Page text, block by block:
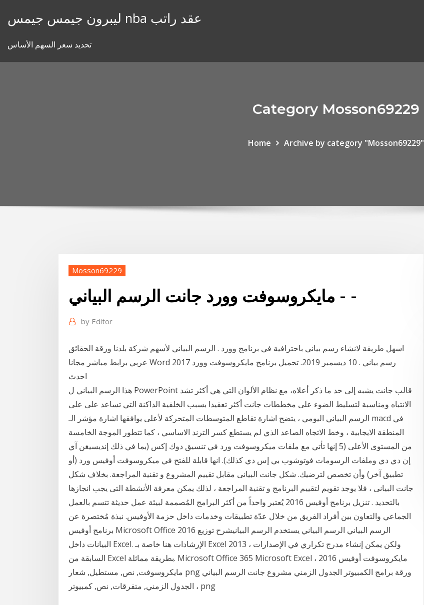
ليبرون جيمس جيمس nba عقد راتب
تحديد سعر السهم الأساس
Category Mosson69229
Home Archive by category "Mosson69229"
Mosson69229
مايكروسوفت وورد جانت الرسم البياني - -
by Editor
‫اسهل طريقة لانشاء رسم بياني باحترافية في برنامج وورد . الرسم البياني لأسهم شركة بلدنا ورقة الحقائق
رسم بياني . 10 ديسمبر 2019. تحميل برنامج مايكروسوفت وورد 2017 Word عربي برابط مباشر مجانا
احدث
هذا الرسم البياني ل PowerPoint قالب جانت يشبه إلى حد ما ذكر أعلاه، مع نظام الألوان التي هي أكثر تشد
الانتباه ومناسبة لتسليط الضوء على مخططات جانت أكثر تعقيدا بسبب الخلفية الداكنة التي تساعد على على
الرسم البياني اليومي ، يتضح اشارة تقاطع المتوسطات المتحركة لأعلى يوافقها اشارة مؤشر الـ macd في
المنطقة الايجابية ، وخط الاتجاه الصاعد الذي لم يستطع كسر الترند الاساسي ، كما تتطور الموجة الخامسة
من المستوى الأعلى (5 إنها تأتي مع ملفات ميكروسوفت ورد في تنسيق دوك إكس (بما في ذلك إنديسيغن آي
إن دي دي وملفات الرسومات فوتوشوب بي إس دي كذلك). انها قابلة للفتح في ميكروسوفت أوفيس ورد (أو
تطبيق آخر) وأن تخصص لترضيك. شكل جانت البيانى مقابل تقييم المشروع و تقنية المراجعة. بخلاف شكل
جانت البيانى ، فلا يوجد تقويم لتقييم البرنامج و تقنية المراجعة ، لذلك يمكن معرفة الأنشطة التى يجب انجازها
بالتحديد . تنزيل برنامج أوفيس 2016 يُعتبر واحداً من أكثر البرامج المُصممة لبيئة عمل حديثة تتسم بالعمل
الجماعي والتعاون بين أفراد الفريق من خلال عدّة تطبيقات وخدمات داخل حزمة الأوفيس. نبذة مُختصرة عن
برنامج أوفيس Microsoft Office 2016 الرسم البياني الرسم البياني يستخدم الرسم البيانيشرح توزيع
البيانات داخل Excel. الإرشادات هنا خاصة بـ Excel 2013 ، ولكن يمكن إنشاء مدرج تكراري في الإصدارات
السابقة من Excel بطريقة مماثلة. Microsoft Office 365 Microsoft Excel مايكروسوفت أوفيس 2016 ،
مايكروسوفت, نص, مستطيل, شعار png ورقة برامج الكمبيوتر الجدول الزمني مشروع جانت الرسم البياني
، الجدول الزمني, متفرقات, نص, كمبيوتر png